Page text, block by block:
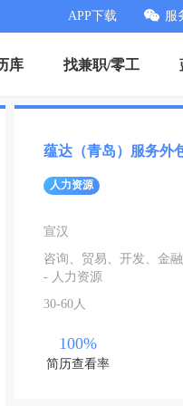
APP下载 服
库 找兼职/零工
蕴达（青岛）服务外
人力资源
宣汉
咨询、贸易、开发、金
- 人力资源
30-60人
100%
简历查看率